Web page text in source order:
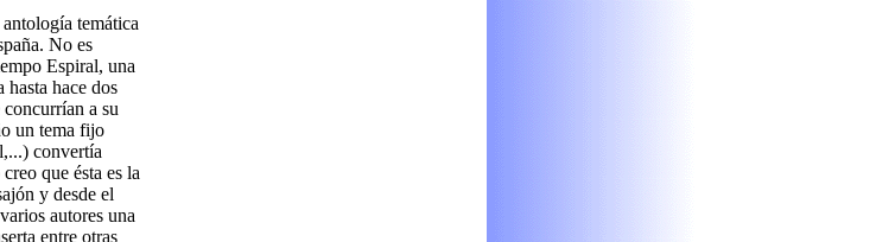
temática
No es
Espiral, una
hace dos
a su
un tema fijo
convertía
que ésta es la
y desde el
autores una
entre otras